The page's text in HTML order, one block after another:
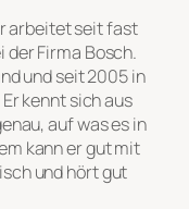
arbeitet seit fast
der Firma Bosch.
und seit 2005 in
kennt sich aus
auf was es in
kann er gut mit
und hört gut